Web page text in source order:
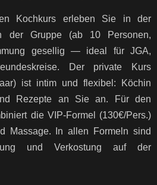
Kochkurs erleben Sie in der
der Gruppe (ab 10 Personen,
gesellig — ideal für JGA,
Der private Kurs
ist intim und flexibel: Köchin
Rezepte an Sie an. Für den
die VIP-Formel (130€/Pers.)
Massage. In allen Formeln sind
und Verkostung auf der